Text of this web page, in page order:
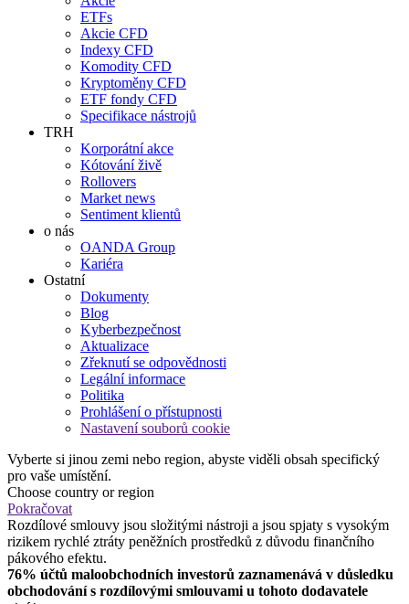
ETFs
Akcie CFD
Indexy CFD
Komodity CFD
Kryptoměny CFD
ETF fondy CFD
Specifikace nástrojů
TRH
Korporátní akce
Kótování živě
Rollovers
Market news
Sentiment klientů
o nás
OANDA Group
Kariéra
Ostatní
Dokumenty
Blog
Kyberbezpečnost
Aktualizace
Zřeknutí se odpovědnosti
Legální informace
Politika
Prohlášení o přístupnosti
Nastavení souborů cookie
Vyberte si jinou zemi nebo region, abyste viděli obsah specifický
pro vaše umístění.
Choose country or region
Pokračovat
Rozdílové smlouvy jsou složitými nástroji a jsou spjaty s vysokým
rizikem rychlé ztráty peněžních prostředků z důvodu finančního
pákového efektu.
76% účtů maloobchodních investorů zaznamenává v důsledku
obchodování s rozdílovými smlouvami u tohoto dodavatele